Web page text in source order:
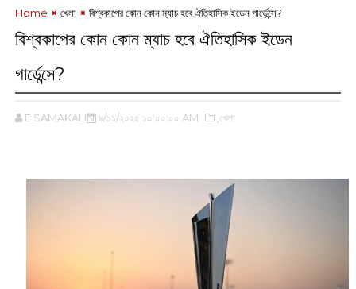
Home খেলা বিশ্বকাপের কোন কোন ম্যাচ হবে ঐতিহাসিক ইডেন গার্ডেন্সে?
বিশ্বকাপের কোন কোন ম্যাচ হবে ঐতিহাসিক ইডেন
গার্ডেন্সে?
E SAMAKALIN ৯/১১/২০২৫ ১০:০০:০০ AM ,খেলা